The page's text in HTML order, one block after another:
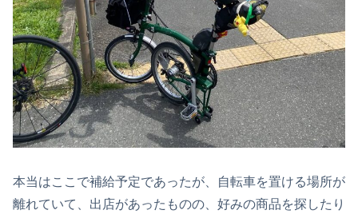
本当はここで補給予定であったが、自転車を置ける場所が
離れていて、出店があったものの、好みの商品を探したり